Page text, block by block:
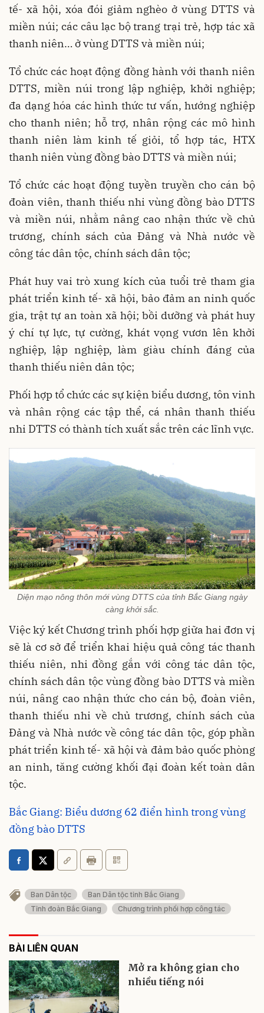
tế- xã hội, xóa đói giảm nghèo ở vùng DTTS và
miền núi; các câu lạc bộ trang trại trẻ, hợp tác xã
thanh niên… ở vùng DTTS và miền núi;
Tổ chức các hoạt động đồng hành với thanh niên
DTTS, miền núi trong lập nghiệp, khởi nghiệp;
đa dạng hóa các hình thức tư vấn, hướng nghiệp
cho thanh niên; hỗ trợ, nhân rộng các mô hình
thanh niên làm kinh tế giỏi, tổ hợp tác, HTX
thanh niên vùng đồng bào DTTS và miền núi;
Tổ chức các hoạt động tuyền truyền cho cán bộ
đoàn viên, thanh thiếu nhi vùng đồng bào DTTS
và miền núi, nhằm nâng cao nhận thức về chủ
trương, chính sách của Đảng và Nhà nước về
công tác dân tộc, chính sách dân tộc;
Phát huy vai trò xung kích của tuổi trẻ tham gia
phát triển kinh tế- xã hội, bảo đảm an ninh quốc
gia, trật tự an toàn xã hội; bồi dưỡng và phát huy
ý chí tự lực, tự cường, khát vọng vươn lên khởi
nghiệp, lập nghiệp, làm giàu chính đáng của
thanh thiếu niên dân tộc;
Phối hợp tổ chức các sự kiện biểu dương, tôn vinh
và nhân rộng các tập thể, cá nhân thanh thiếu
nhi DTTS có thành tích xuất sắc trên các lĩnh vực.
Diện mạo nông thôn mới vùng DTTS của tỉnh Bắc Giang ngày
càng khởi sắc.
Việc ký kết Chương trình phối hợp giữa hai đơn vị
sẽ là cơ sở để triển khai hiệu quả công tác thanh
thiếu niên, nhi đồng gắn với công tác dân tộc,
chính sách dân tộc vùng đồng bào DTTS và miền
núi, nâng cao nhận thức cho cán bộ, đoàn viên,
thanh thiếu nhi về chủ trương, chính sách của
Đảng và Nhà nước về công tác dân tộc, góp phần
phát triển kinh tế- xã hội và đảm bảo quốc phòng
an ninh, tăng cường khối đại đoàn kết toàn dân
tộc.
Bắc Giang: Biểu dương 62 điển hình trong vùng
đồng bào DTTS
Ban Dân tộc
Ban Dân tộc tỉnh Bắc Giang
Tỉnh đoàn Bắc Giang
Chương trình phối hợp công tác
BÀI LIÊN QUAN
Mở ra không gian cho
nhiều tiếng nói